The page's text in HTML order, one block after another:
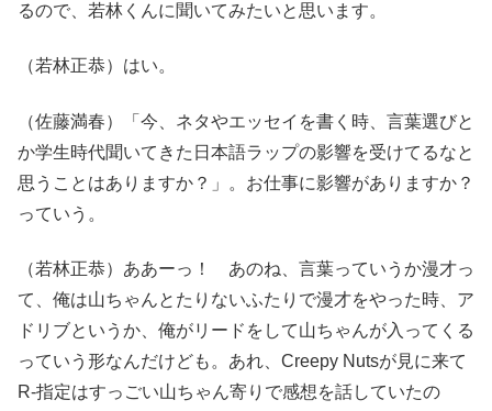
るので、若林くんに聞いてみたいと思います。
（若林正恭）はい。
（佐藤満春）「今、ネタやエッセイを書く時、言葉選びと
か学生時代聞いてきた日本語ラップの影響を受けてるなと
思うことはありますか？」。お仕事に影響がありますか？
っていう。
（若林正恭）ああーっ！ あのね、言葉っていうか漫才っ
て、俺は山ちゃんとたりないふたりで漫才をやった時、ア
ドリブというか、俺がリードをして山ちゃんが入ってくる
っていう形なんだけども。あれ、Creepy Nutsが見に来て
R-指定はすっごい山ちゃん寄りで感想を話していたの